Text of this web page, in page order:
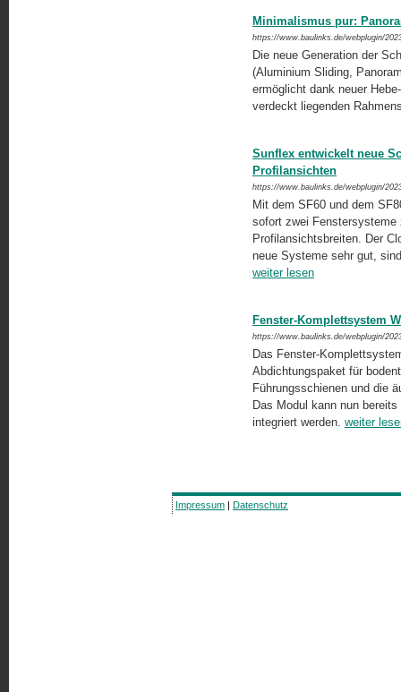
Minimalismus pur:
https://www.baulinks.de/webplugin/
Die neue Generation der
(Aluminium Sliding,
ermöglicht dank neuer
verdeckt liegenden
Sunflex entwickelt neue
Profilansichten
https://www.baulinks.de/webplugin/
Mit dem SF60 und dem
sofort zwei Fenstersysteme
Profilansichtsbreiten. Der
neue Systeme sehr gut,
weiter lesen
Fenster-Komplettsystem
https://www.baulinks.de/webplugin/
Das Fenster-
Abdichtungspaket für
Führungsschienen und die
Das Modul kann nun
integriert werden. weiter
Impressum | Datenschutz